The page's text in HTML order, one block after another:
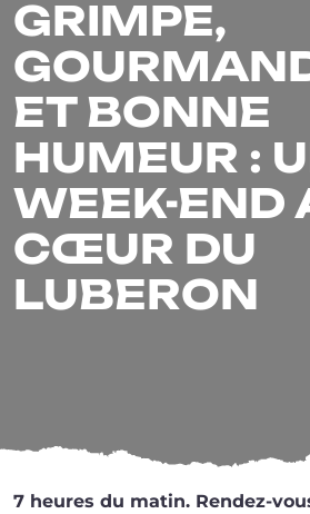
GRIMPE,
ET BONNE
HUMEUR :
WEEK-END
CŒUR DU
LUBERON
7 heures du matin. Rendez-